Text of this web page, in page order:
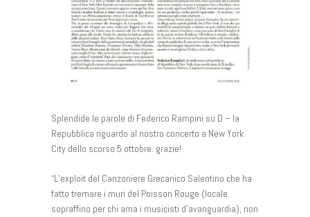
Splendide le parole di Federico Rampini su D – la
Repubblica riguardo al nostro concerto a New York
City dello scorso 5 ottobre. grazie!
“L’exploit del Canzoniere Grecanico Salentino che ha
fatto tremare i muri del Poisson Rouge (locale
sopraffino per chi ama i musicisti d’avanguardia), non